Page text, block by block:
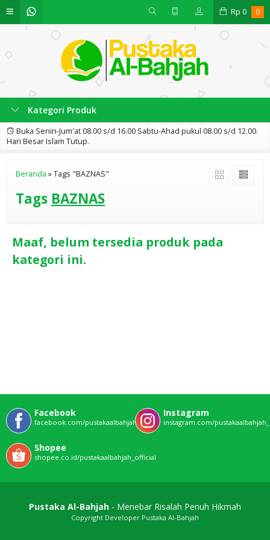
Rp 0 0
Kategori Produk
Buka Senin-Jum'at 08.00 s/d 16.00 Sabtu-Ahad pukul 08.00 s/d 12.00.
Hari Besar Islam Tutup.
Beranda »Tags "BAZNAS"
Tags BAZNAS
Maaf, belum tersedia produk pada
kategori ini.
Facebook
facebook.com/pustakaalbahjahofficial
Instagram
instagram.com/
Shopee
shopee.co.id/pustakaalbahjah_official
Pustaka Al-Bahjah - Menebar Risalah Penuh Hikmah
Copyright Developer Pustaka Al-Bahjah